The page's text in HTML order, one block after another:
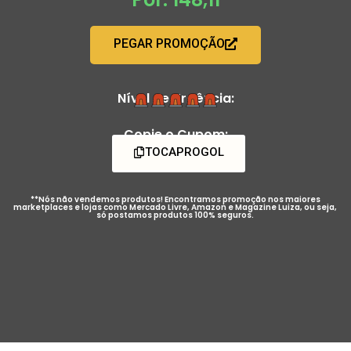
PEGAR PROMOÇÃO
Nível de Urgência:
Copie o Cupom:
TOCAPROGOL
**Nós não vendemos produtos! Encontramos promoção nos maiores
marketplaces e lojas como Mercado Livre, Amazon e Magazine Luiza, ou seja,
só postamos produtos 100% seguros.